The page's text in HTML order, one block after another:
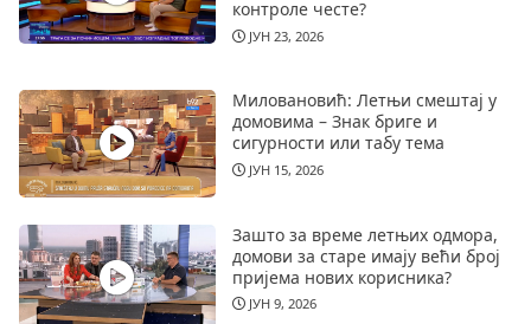
контроле честе?
ЈУН 23, 2026
Миловановић: Летњи смештај у
домовима – Знак бриге и
сигурности или табу тема
ЈУН 15, 2026
Зашто за време летњих одмора,
домови за старе имају већи број
пријема нових корисника?
ЈУН 9, 2026